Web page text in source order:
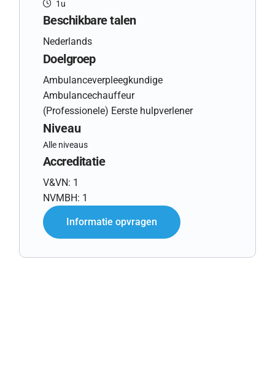
1u
Beschikbare talen
Nederlands
Doelgroep
Ambulanceverpleegkundige
Ambulancechauffeur
(Professionele) Eerste hulpverlener
Niveau
Alle niveaus
Accreditatie
V&VN: 1
NVMBH: 1
Informatie opvragen